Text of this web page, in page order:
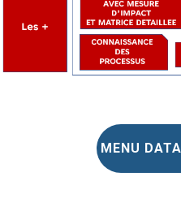
MENU